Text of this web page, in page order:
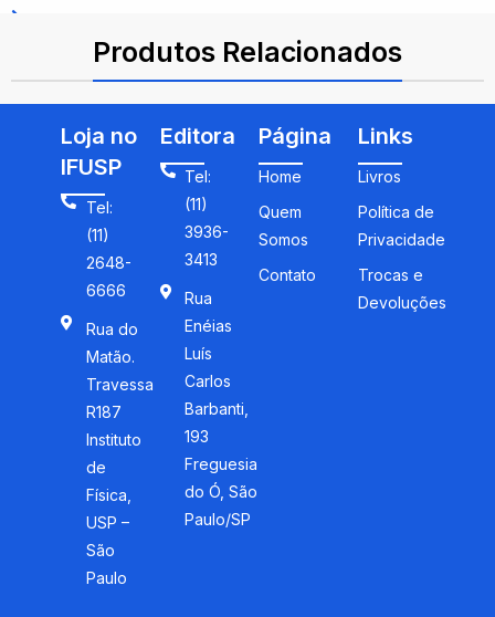
Produtos Relacionados
Loja no
IFUSP
Tel:
(11)
2648-
6666
Rua do
Matão.
Travessa
R187
Instituto
de
Física,
USP –
São
Paulo
Editora
Tel:
(11)
3936-
3413
Rua
Enéias
Luís
Carlos
Barbanti,
193
Freguesia
do Ó, São
Paulo/SP
Página
Home
Quem
Somos
Contato
Links
Livros
Política de
Privacidade
Trocas e
Devoluções